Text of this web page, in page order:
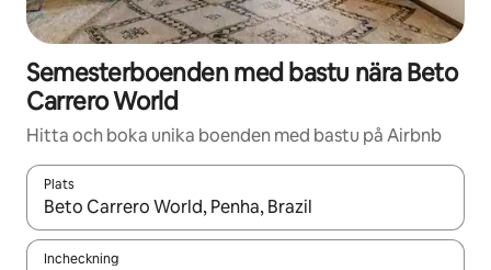
Semesterboenden med bastu nära Beto
Carrero World
Hitta och boka unika boenden med bastu på Airbnb
Plats
När resultaten är tillgängliga kan du navigera med upp- och
Incheckning